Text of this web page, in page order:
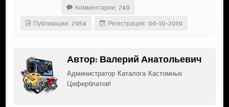
Комментарии: 249
Публикации: 2954
Регистрация: 06-10-2019
Автор: Валерий Анатольевич
Администратор Каталога Кастомных
Циферблатов!